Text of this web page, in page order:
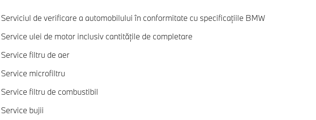
Serviciul de verificare a automobilului în conformitate cu specificaţiile BMW
Service ulei de motor inclusiv cantităţile de completare
Service filtru de aer
Service microfiltru
Service filtru de combustibil
Service bujii